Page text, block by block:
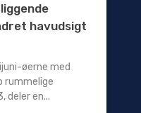
havudsigt
øerne med
rummelige
deler en...